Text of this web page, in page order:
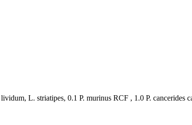
L. striatipes, 0.1 P. murinus RCF , 1.0 P. cancerides